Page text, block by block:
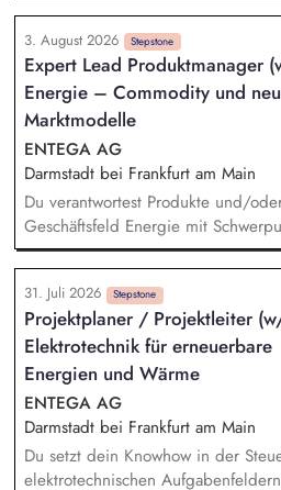
der Leistungen und deren
Technische Verhandlungen mit
Netzanschluss und Sicherstellung
Anschlussbedingungen und
für alle Fragen rund um die
(Umspannwerke, Kabeltrassen,
Netzanschlüsse. Abstimmung und
Fachabteilungen sowie externen
3. August 2026 Stepstone
Expert Lead Produktmanager
Energie – Commodity und
Marktmodelle
ENTEGA AG
Darmstadt bei Frankfurt am Main
Du verantwortest Produkte und/
Geschäftsfeld Energie mit
neue Marktmodelle und
Marktanforderung bis zur
Du steuerst den wirtschaftlichen
deiner Strom- und Erdgasprodukte
Kennzahlen wie Umsatz,
Kundenakzeptanz und leitest
analysierst Markt-, Kunden- und
beispielsweise rund um Energy
oder neue Vermarktungsmodelle -
energiewirtschaftliche
31. Juli 2026 Stepstone
Projektplaner / Projektleiter
Elektrotechnik für erneuerbare
Energien und Wärme
ENTEGA AG
Darmstadt bei Frankfurt am Main
Du setzt dein Knowhow in der
elektrotechnischen